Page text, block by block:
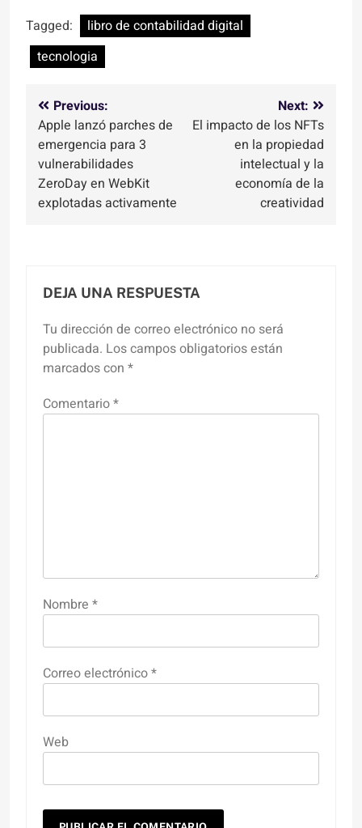
Tagged:
libro de contabilidad digital
tecnologia
Navegación
de
entradas
Previous:
Apple lanzó parches de
emergencia para 3
vulnerabilidades
ZeroDay en WebKit
explotadas activamente
Next:
El impacto de los NFTs
en la propiedad
intelectual y la
economía de la
creatividad
DEJA UNA RESPUESTA
Tu dirección de correo electrónico no será
publicada. Los campos obligatorios están
marcados con *
Comentario*
Nombre *
Correo electrónico*
Web